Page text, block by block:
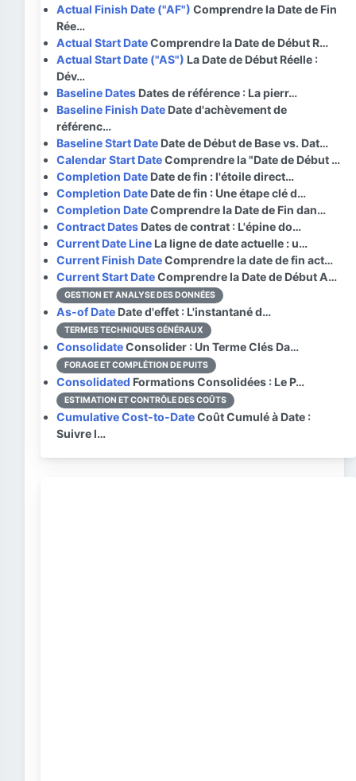
Actual Finish Date ("AF") Comprendre la Date de Fin
Rée…
Actual Start DateComprendre la Date de Début R…
Actual Start Date ("AS") La Date de Début Réelle :
Dév…
Baseline Dates Dates de référence : La pierr…
Baseline Finish Date Date d'achèvement de
référenc…
Baseline Start Date Date de Début de Base vs. Dat…
Calendar Start DateComprendre la "Date de Début …
Completion Date Date de fin : l'étoile direct…
Completion Date Date de fin : Une étape clé d…
Completion DateComprendre la Date de Fin dan…
Contract Dates Dates de contrat : L'épine do…
Current Date Line La ligne de date actuelle : u…
Current Finish DateComprendre la date de fin act…
Current Start DateComprendre la Date de Début A…
GESTION ET ANALYSE DES DONNÉES
As-of Date Date d'effet : L'instantané d…
TERMES TECHNIQUES GÉNÉRAUX
ConsolidateConsolider : Un Terme Clés Da…
FORAGE ET COMPLÉTION DE PUITS
Consolidated Formations Consolidées : Le P…
ESTIMATION ET CONTRÔLE DES COÛTS
Cumulative Cost-to-DateCoût Cumulé à Date :
Suivre l…